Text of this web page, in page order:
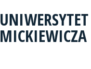
MICKIEWICZA